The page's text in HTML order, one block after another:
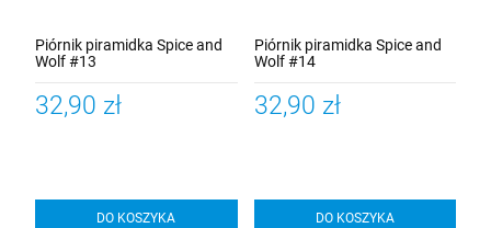
Piórnik piramidka Spice and
Wolf #13
32,90 zł
DO KOSZYKA
Piórnik piramidka Spice and
Wolf #14
32,90 zł
DO KOSZYKA